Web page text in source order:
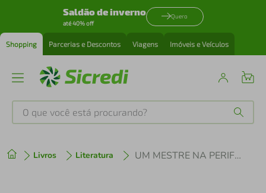
Saldão de inverno
até 40% off
Quero
Shopping Parcerias e Descontos Viagens Imóveis e Veículos
O que você está procurando?
Livros Literatura UM MESTRE NA PERIFERIA DO CAPITALISMO - MACHADO DE ASSIS